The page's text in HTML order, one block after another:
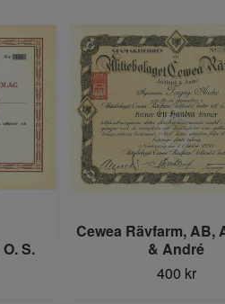
S.
Cewea Rävfarm, AB,
& André
400 kr